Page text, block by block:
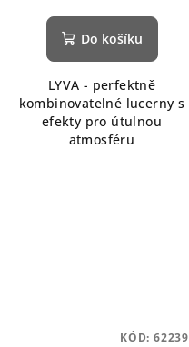
Do košíku
LYVA - perfektně
kombinovatelné lucerny s
efekty pro útulnou
atmosféru
KÓD: 62239